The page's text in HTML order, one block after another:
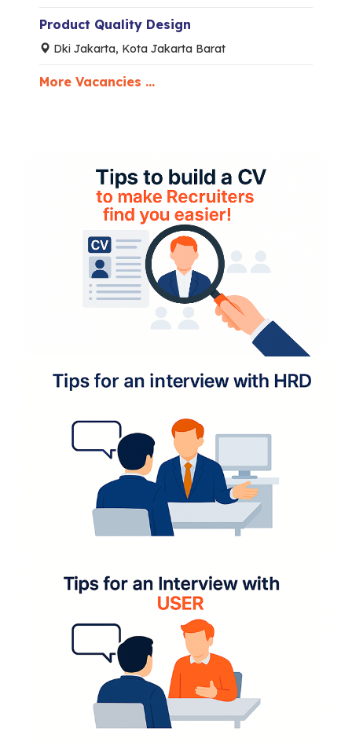
Product Quality Design
Dki Jakarta, Kota Jakarta Barat
More Vacancies ...